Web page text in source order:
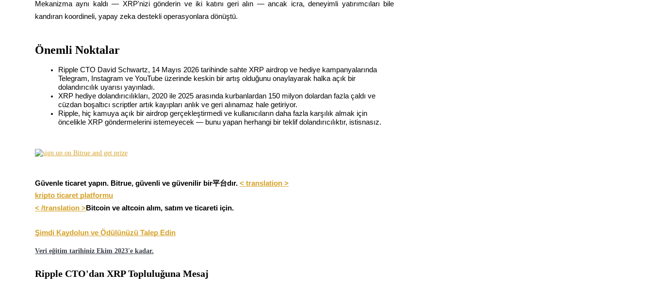
COIN-M Vadeli İşlemleri
Hisse senetleri, döviz, değerli metaller ve emtia türevleri
USDC Vadeli İşlemleri
USDC'yi teminat olarak kullanan vadeli işlemler
Mekanizma aynı kaldı — XRP'nizi gönderin ve iki katını geri alın — ancak icra, deneyimli yatırımcıları bile
kandıran koordineli, yapay zeka destekli operasyonlara dönüştü.
Önemli Noktalar
Ripple CTO David Schwartz, 14 Mayıs 2026 tarihinde sahte XRP airdrop ve hediye kampanyalarında
Telegram, Instagram ve YouTube üzerinde keskin bir artış olduğunu onaylayarak halka açık bir
dolandırıcılık uyarısı yayınladı.
XRP hediye dolandırıcılıkları, 2020 ile 2025 arasında kurbanlardan 150 milyon dolardan fazla çaldı ve
cüzdan boşaltıcı scriptler artık kayıpları anlık ve geri alınamaz hale getiriyor.
Ripple, hiç kamuya açık bir airdrop gerçekleştirmedi ve kullanıcıların daha fazla karşılık almak için
öncelikle XRP göndermelerini istemeyecek — bunu yapan herhangi bir teklif dolandırıcılıktır, istisnasız.
Güvenle ticaret yapın. Bitrue, güvenli ve güvenilir bir平台dır. < translation >
kripto ticaret platformu
< /translation >Bitcoin ve altcoin alım, satım ve ticareti için.
Şimdi Kaydolun ve Ödülünüzü Talep Edin
Veri eğitim tarihiniz Ekim 2023'e kadar.
Ripple CTO'dan XRP Topluluğuna Mesaj